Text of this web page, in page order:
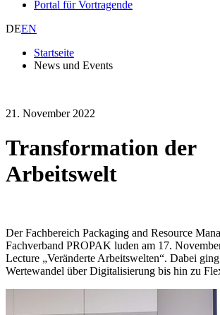
Portal für Vortragende
DEEN
Startseite
News und Events
21. November 2022
Transformation der
Arbeitswelt
Der Fachbereich Packaging and Resource
Fachverband PROPAK luden am 17.
Lecture „Veränderte Arbeitswelten“. Dabei
Wertewandel über Digitalisierung bis hin zu